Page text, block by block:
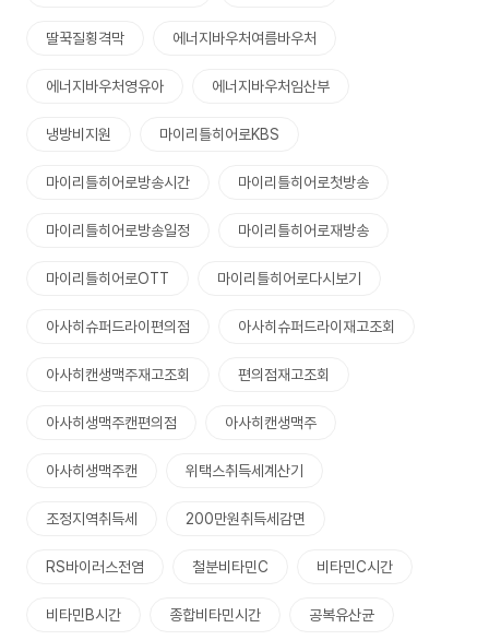
딸꾹질횡격막 에너지바우처여름바우처
에너지바우처영유아 에너지바우처임산부
냉방비지원 마이리틀히어로KBS
마이리틀히어로방송시간 마이리틀히어로첫방송
마이리틀히어로방송일정 마이리틀히어로재방송
마이리틀히어로OTT 마이리틀히어로다시보기
아사히슈퍼드라이편의점 아사히슈퍼드라이재고조회
아사히캔생맥주재고조회 편의점재고조회
아사히생맥주캔편의점 아사히캔생맥주
아사히생맥주캔 위택스취득세계산기
조정지역취득세 200만원취득세감면
RS바이러스전염 철분비타민C 비타민C시간
비타민B시간 종합비타민시간 공복유산균